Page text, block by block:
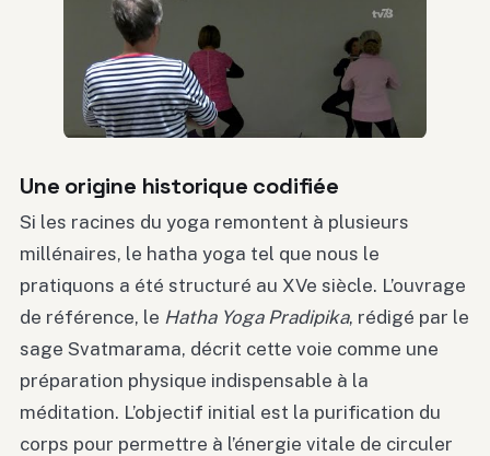
Une origine historique codifiée
Si les racines du yoga remontent à plusieurs
millénaires, le hatha yoga tel que nous le
pratiquons a été structuré au XVe siècle. L’ouvrage
de référence, le Hatha Yoga Pradipika, rédigé par le
sage Svatmarama, décrit cette voie comme une
préparation physique indispensable à la
méditation. L’objectif initial est la purification du
corps pour permettre à l’énergie vitale de circuler